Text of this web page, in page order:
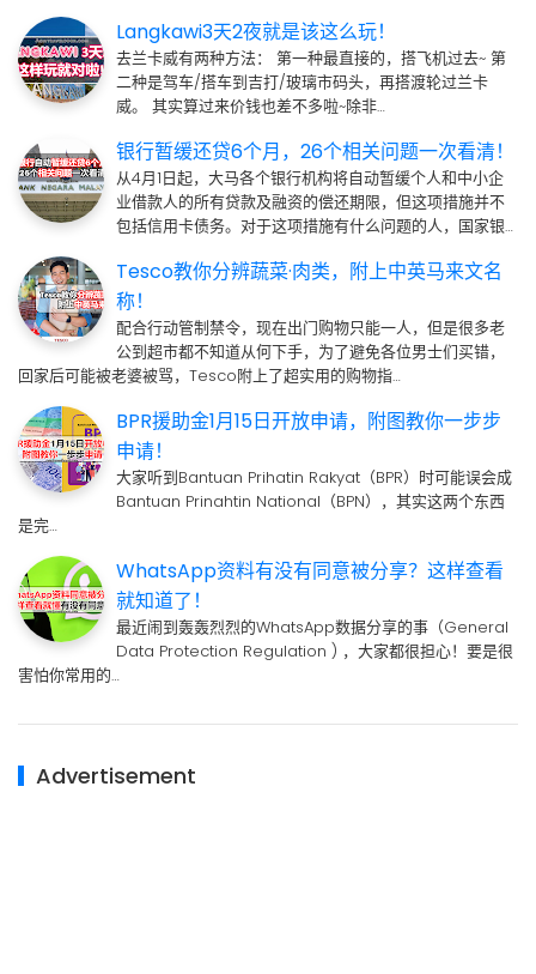
Langkawi3天2夜就是该这么玩！
去兰卡威有两种方法： 第一种最直接的，搭飞机过去~ 第
二种是驾车/搭车到吉打/玻璃市码头，再搭渡轮过兰卡
威。 其实算过来价钱也差不多啦~除非…
银行暂缓还贷6个月，26个相关问题一次看清！
从4月1日起，大马各个银行机构将自动暂缓个人和中小企
业借款人的所有贷款及融资的偿还期限，但这项措施并不
包括信用卡债务。对于这项措施有什么问题的人，国家银…
Tesco教你分辨蔬菜·肉类，附上中英马来文名
称！
配合行动管制禁令，现在出门购物只能一人，但是很多老
公到超市都不知道从何下手，为了避免各位男士们买错，
回家后可能被老婆被骂，Tesco附上了超实用的购物指…
BPR援助金1月15日开放申请，附图教你一步步
申请！
大家听到Bantuan Prihatin Rakyat（BPR）时可能误会成
Bantuan Prinahtin National（BPN），其实这两个东西
是完…
WhatsApp资料有没有同意被分享？这样查看
就知道了！
最近闹到轰轰烈烈的WhatsApp数据分享的事（General
Data Protection Regulation ) ，大家都很担心！要是很
害怕你常用的…
Advertisement